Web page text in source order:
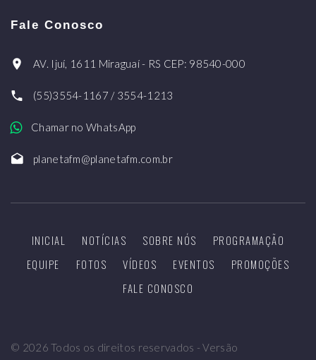
Fale Conosco
AV. Ijuí, 1611 Miraguaí - RS CEP: 98540-000
(55)3554-1167 / 3554-1213
Chamar no WhatsApp
planetafm@planetafm.com.br
INICIAL NOTÍCIAS SOBRE NÓS
PROGRAMAÇÃO
EQUIPE
FOTOS VÍDEOS EVENTOS
PROMOÇÕES
FALE CONOSCO
© 2026 Todos os direitos reservados - Versão